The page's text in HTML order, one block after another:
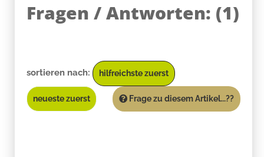
Fragen / Antworten: (1)
sortieren nach: hilfreichste zuerst
neueste zuerst Frage zu diesem Artikel...??